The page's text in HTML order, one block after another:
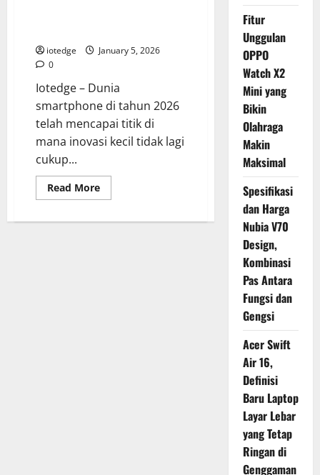
Libas
Game
iotedge
January 5, 2026
0
Iotedge – Dunia
smartphone di tahun 2026
telah mencapai titik di
mana inovasi kecil tidak lagi
cukup...
Read MoreRead
more
15
Fitur
Unggulan
OPPO
Watch X2
Mini yang
Bikin
Olahraga
Makin
Maksimal
Spesifikasi
dan Harga
Nubia V70
Design,
Kombinasi
Pas Antara
Fungsi dan
Gengsi
Acer Swift
Air 16,
Definisi
Baru Laptop
Layar Lebar
yang Tetap
Ringan di
Genggaman